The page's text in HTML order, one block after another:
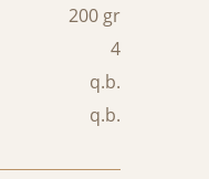
200 gr
4
q.b.
q.b.